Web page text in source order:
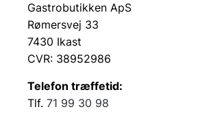
Gastrobutikken ApS
Rømersvej 33
7430 Ikast
CVR: 38952986
Telefon træffetid:
Tlf. 71 99 30 98